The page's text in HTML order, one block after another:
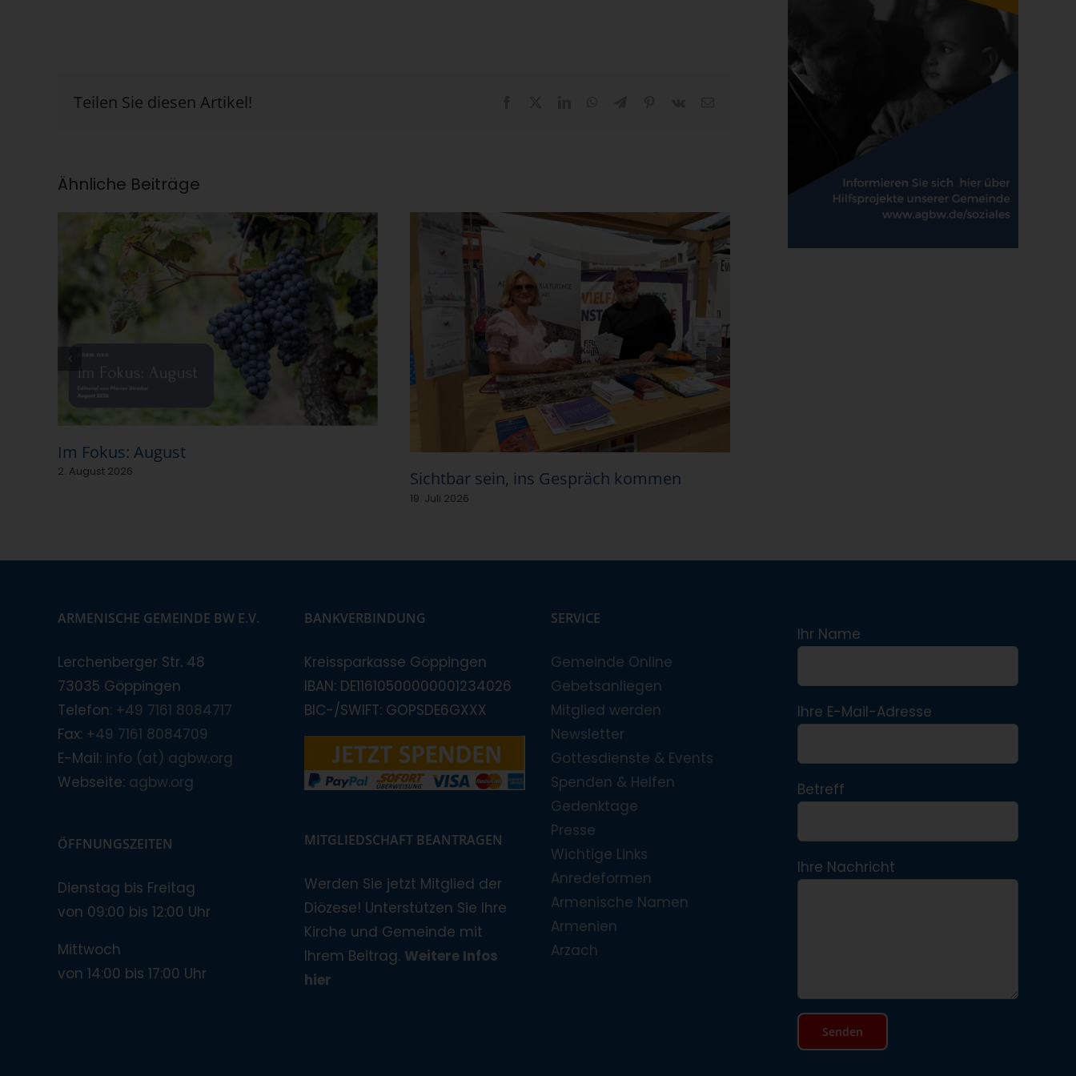
Teilen Sie diesen Artikel!
Ähnliche Beiträge
Im Fokus: August
2. August 2026 Sichtbar sein, ins Gespräch kommen
19. Juli 2026
ARMENISCHE GEMEINDE BW E.V.
Lerchenberger Str. 48
73035 Göppingen
Telefon: +49 7161 8084717
Fax: +49 7161 8084709
E-Mail: info (at) agbw.org
Webseite: agbw.org
ÖFFNUNGSZEITEN
Dienstag bis Freitag
von 09:00 bis 12:00 Uhr
Mittwoch
von 14:00 bis 17:00 Uhr
BANKVERBINDUNG
Kreissparkasse Göppingen
IBAN: DE11610500000001234026
BIC-/SWIFT: GOPSDE6GXXX
MITGLIEDSCHAFT BEANTRAGEN
Werden Sie jetzt Mitglied der
Diözese! Unterstützen Sie Ihre
Kirche und Gemeinde mit
Ihrem Beitrag. Weitere Infos
hier
SERVICE
Gemeinde Online
Gebetsanliegen
Mitglied werden
Newsletter
Gottesdienste & Events
Spenden & Helfen
Gedenktage
Presse
Wichtige Links
Anredeformen
Armenische Namen
Armenien
Arzach
Ihr Name
Ihre E-Mail-Adresse
Betreff
Ihre Nachricht